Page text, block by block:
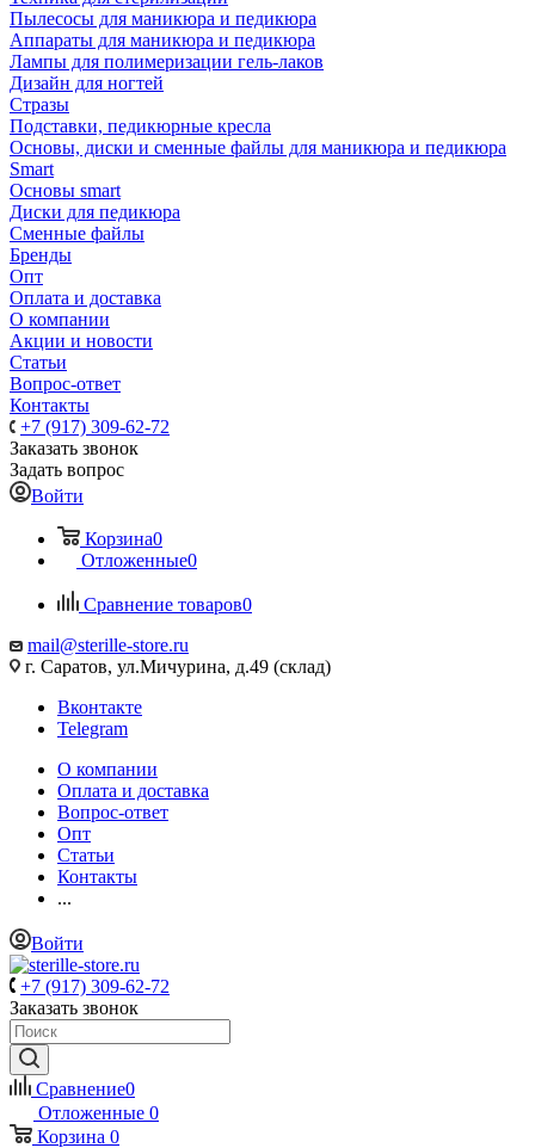
Пылесосы для маникюра и педикюра
Аппараты для маникюра и педикюра
Лампы для полимеризации гель-лаков
Дизайн для ногтей
Стразы
Подставки, педикюрные кресла
Основы, диски и сменные файлы для маникюра и педикюра
Smart
Основы smart
Диски для педикюра
Сменные файлы
Бренды
Опт
Оплата и доставка
О компании
Акции и новости
Статьи
Вопрос-ответ
Контакты
+7 (917) 309-62-72
Заказать звонок
Задать вопрос
Войти
Корзина0
Отложенные0
Сравнение товаров0
mail@sterille-store.ru
г. Саратов, ул.Мичурина, д.49 (склад)
Вконтакте
Telegram
О компании
Оплата и доставка
Вопрос-ответ
Опт
Статьи
Контакты
...
Войти
+7 (917) 309-62-72
Заказать звонок
Сравнение0
Отложенные 0
Корзина 0